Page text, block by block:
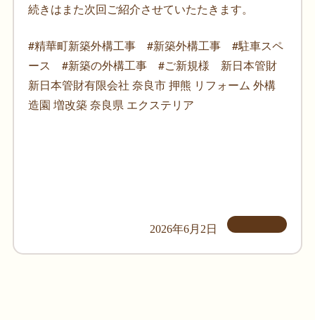
続きはまた次回ご紹介させていたたきます。
#精華町新築外構工事 #新築外構工事 #駐車スペ
ース #新築の外構工事 #ご新規様 新日本管財
新日本管財有限会社 奈良市 押熊 リフォーム 外構
造園 増改築 奈良県 エクステリア
2026年6月2日